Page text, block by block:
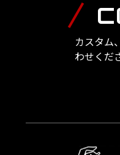
カスタム
わせくだ